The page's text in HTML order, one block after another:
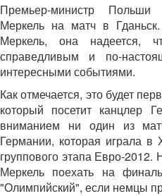
Премьер-министр
Меркель на матч в
Меркель, она надеется,
справедливым и по-
интересными событиями.
Как отмечается, это будет
который посетит канцлер
вниманием ни один из
Германии, которая играла
группового этапа Евро-2012.
Меркель поехать на
"Олимпийский", если немцы